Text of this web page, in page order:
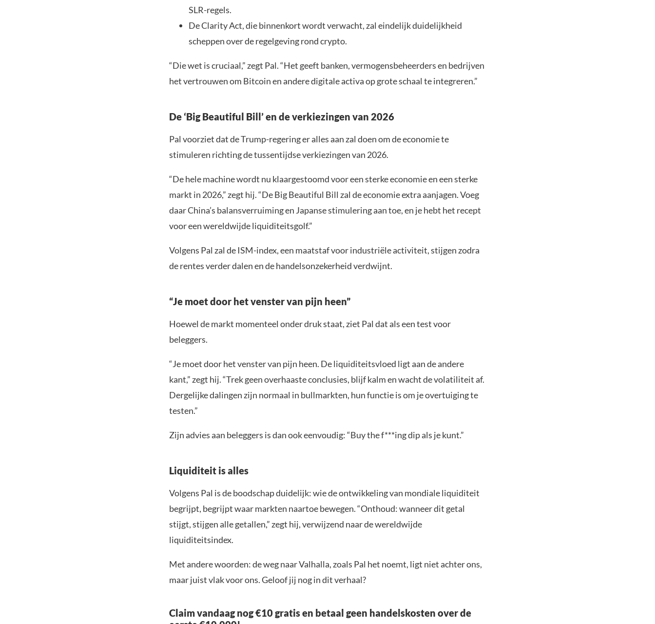
SLR-regels.
De Clarity Act, die binnenkort wordt verwacht, zal eindelijk duidelijkheid
scheppen over de regelgeving rond crypto.
“Die wet is cruciaal,” zegt Pal. “Het geeft banken, vermogensbeheerders en bedrijven
het vertrouwen om Bitcoin en andere digitale activa op grote schaal te integreren.”
De ‘Big Beautiful Bill’ en de verkiezingen van 2026
Pal voorziet dat de Trump-regering er alles aan zal doen om de economie te
stimuleren richting de tussentijdse verkiezingen van 2026.
“De hele machine wordt nu klaargestoomd voor een sterke economie en een sterke
markt in 2026,” zegt hij. “De Big Beautiful Bill zal de economie extra aanjagen. Voeg
daar China’s balansverruiming en Japanse stimulering aan toe, en je hebt het recept
voor een wereldwijde liquiditeitsgolf.”
Volgens Pal zal de ISM-index, een maatstaf voor industriële activiteit, stijgen zodra
de rentes verder dalen en de handelsonzekerheid verdwijnt.
“Je moet door het venster van pijn heen”
Hoewel de markt momenteel onder druk staat, ziet Pal dat als een test voor
beleggers.
“Je moet door het venster van pijn heen. De liquiditeitsvloed ligt aan de andere
kant,” zegt hij. “Trek geen overhaaste conclusies, blijf kalm en wacht de volatiliteit af.
Dergelijke dalingen zijn normaal in bullmarkten, hun functie is om je overtuiging te
testen.”
Zijn advies aan beleggers is dan ook eenvoudig: “Buy the f***ing dip als je kunt.”
Liquiditeit is alles
Volgens Pal is de boodschap duidelijk: wie de ontwikkeling van mondiale liquiditeit
begrijpt, begrijpt waar markten naartoe bewegen. “Onthoud: wanneer dit getal
stijgt, stijgen alle getallen,” zegt hij, verwijzend naar de wereldwijde
liquiditeitsindex.
Met andere woorden: de weg naar Valhalla, zoals Pal het noemt, ligt niet achter ons,
maar juist vlak voor ons. Geloof jij nog in dit verhaal?
Claim vandaag nog €10 gratis en betaal geen handelskosten over de